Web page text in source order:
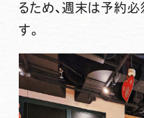
るため、週末は予約必
す。